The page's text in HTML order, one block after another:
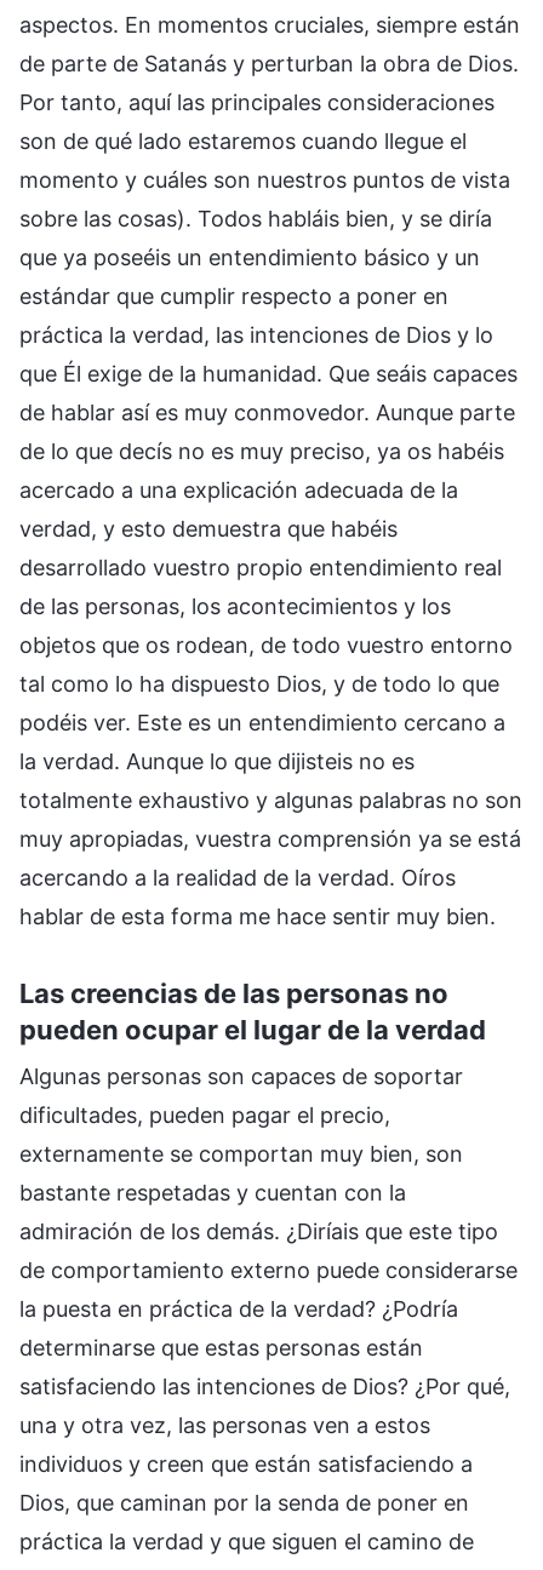
aspectos. En momentos cruciales, siempre están
de parte de Satanás y perturban la obra de Dios.
Por tanto, aquí las principales consideraciones
son de qué lado estaremos cuando llegue el
momento y cuáles son nuestros puntos de vista
sobre las cosas). Todos habláis bien, y se diría
que ya poseéis un entendimiento básico y un
estándar que cumplir respecto a poner en
práctica la verdad, las intenciones de Dios y lo
que Él exige de la humanidad. Que seáis capaces
de hablar así es muy conmovedor. Aunque parte
de lo que decís no es muy preciso, ya os habéis
acercado a una explicación adecuada de la
verdad, y esto demuestra que habéis
desarrollado vuestro propio entendimiento real
de las personas, los acontecimientos y los
objetos que os rodean, de todo vuestro entorno
tal como lo ha dispuesto Dios, y de todo lo que
podéis ver. Este es un entendimiento cercano a
la verdad. Aunque lo que dijisteis no es
totalmente exhaustivo y algunas palabras no son
muy apropiadas, vuestra comprensión ya se está
acercando a la realidad de la verdad. Oíros
hablar de esta forma me hace sentir muy bien.
Las creencias de las personas no
pueden ocupar el lugar de la verdad
Algunas personas son capaces de soportar
dificultades, pueden pagar el precio,
externamente se comportan muy bien, son
bastante respetadas y cuentan con la
admiración de los demás. ¿Diríais que este tipo
de comportamiento externo puede considerarse
la puesta en práctica de la verdad? ¿Podría
determinarse que estas personas están
satisfaciendo las intenciones de Dios? ¿Por qué,
una y otra vez, las personas ven a estos
individuos y creen que están satisfaciendo a
Dios, que caminan por la senda de poner en
práctica la verdad y que siguen el camino de